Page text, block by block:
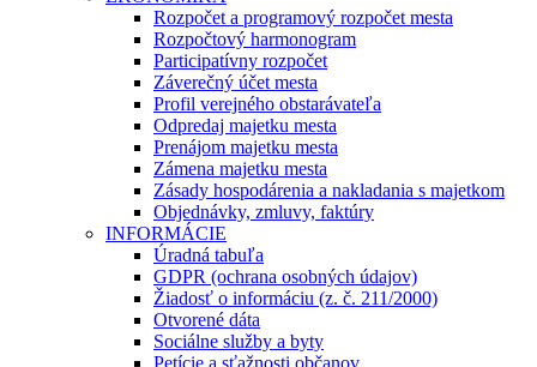
Rozpočet a programový rozpočet mesta
Rozpočtový harmonogram
Participatívny rozpočet
Záverečný účet mesta
Profil verejného obstarávateľa
Odpredaj majetku mesta
Prenájom majetku mesta
Zámena majetku mesta
Zásady hospodárenia a nakladania s majetkom
Objednávky, zmluvy, faktúry
INFORMÁCIE
Úradná tabuľa
GDPR (ochrana osobných údajov)
Žiadosť o informáciu (z. č. 211/2000)
Otvorené dáta
Sociálne služby a byty